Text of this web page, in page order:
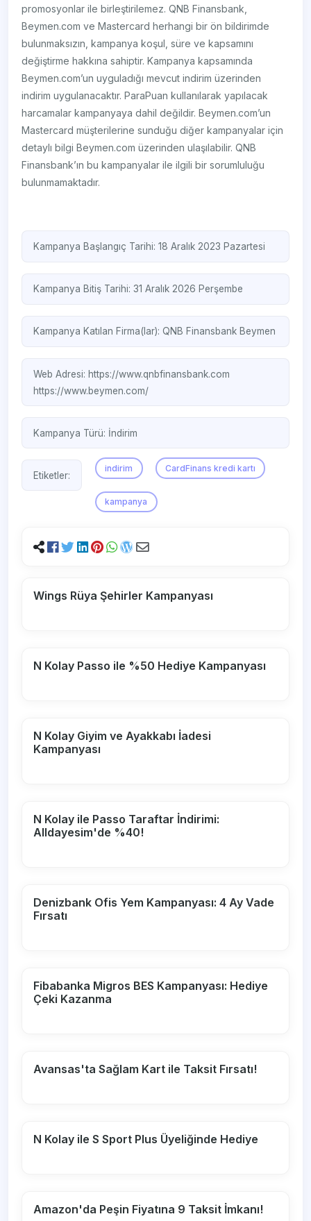
promosyonlar ile birleştirilemez. QNB Finansbank,
Beymen.com ve Mastercard herhangi bir ön bildirimde
bulunmaksızın, kampanya koşul, süre ve kapsamını
değiştirme hakkına sahiptir. Kampanya kapsamında
Beymen.com’un uyguladığı mevcut indirim üzerinden
indirim uygulanacaktır. ParaPuan kullanılarak yapılacak
harcamalar kampanyaya dahil değildir. Beymen.com’un
Mastercard müşterilerine sunduğu diğer kampanyalar için
detaylı bilgi Beymen.com üzerinden ulaşılabilir. QNB
Finansbank’ın bu kampanyalar ile ilgili bir sorumluluğu
bulunmamaktadır.
Kampanya Başlangıç Tarihi: 18 Aralık 2023 Pazartesi
Kampanya Bitiş Tarihi: 31 Aralık 2026 Perşembe
Kampanya Katılan Firma(lar):QNB Finansbank Beymen
Web Adresi:https://www.qnbfinansbank.com
https://www.beymen.com/
Kampanya Türü: İndirim
Etiketler:
indirim CardFinans kredi kartı
kampanya
Wings Rüya Şehirler Kampanyası
N Kolay Passo ile %50 Hediye Kampanyası
N Kolay Giyim ve Ayakkabı İadesi
Kampanyası
N Kolay ile Passo Taraftar İndirimi:
Alldayesim'de %40!
Denizbank Ofis Yem Kampanyası: 4 Ay Vade
Fırsatı
Fibabanka Migros BES Kampanyası: Hediye
Çeki Kazanma
Avansas'ta Sağlam Kart ile Taksit Fırsatı!
N Kolay ile S Sport Plus Üyeliğinde Hediye
Amazon'da Peşin Fiyatına 9 Taksit İmkanı!